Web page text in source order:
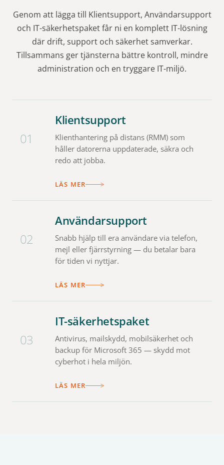
Genom att lägga till Klientsupport, Användarsupport
och IT-säkerhetspaket får ni en komplett IT-lösning
där drift, support och säkerhet samverkar.
Tillsammans ger tjänsterna bättre kontroll, mindre
administration och en tryggare IT-miljö.
01
Klientsupport
Klienthantering på distans (RMM) som
håller datorerna uppdaterade, säkra och
redo att jobba.
LÄS MER
02
Användarsupport
Snabb hjälp till era användare via telefon,
mejl eller fjärrstyrning — du betalar bara
för tiden vi nyttjar.
LÄS MER
03
IT-säkerhetspaket
Antivirus, mailskydd, mobilsäkerhet och
backup för Microsoft 365 — skydd mot
cyberhot i hela miljön.
LÄS MER